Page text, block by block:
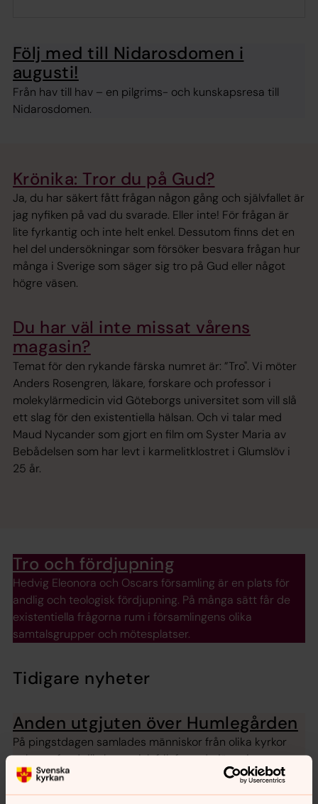
Följ med till Nidarosdomen i
augusti!
Från hav till hav – en pilgrims- och kunskapsresa till
Nidarosdomen.
Krönika: Tror du på Gud?
Ja, du har säkert fått frågan någon gång och självfallet är
jag nyfiken på vad du svarade. Eller inte! För frågan är
lite fyrkantig och inte helt enkel. Dessutom finns det en
hel del undersökningar som försöker besvara frågan hur
många i Sverige som säger sig tro på Gud eller något
högre väsen.
Du har väl inte missat vårens
magasin?
Temat för den rykande färska numret är: ”Tro". Vi möter
Anders Rosengren, läkare, forskare och professor i
molekylärmedicin vid Göteborgs universitet som vill slå
ett slag för den existentiella hälsan. Och vi talar med
Maud Nycander som gjort en film om Syster Maria av
Bebådelsen som har levt i karmelitklostret i Glumslöv i
25 år.
Tro och fördjupning
Hedvig Eleonora och Oscars församling är en plats för
andlig och teologisk fördjupning. På många sätt får de
existentiella frågorna rum i församlingens olika
samtalsgrupper och mötesplatser.
Tidigare nyheter
Anden utgjuten över Humlegården
På pingstdagen samlades människor från olika kyrkor
och samfund till ekumenisk friluftsgudstjänst i
Humlegården, arrangerad av Östermalms Kristna Råd.